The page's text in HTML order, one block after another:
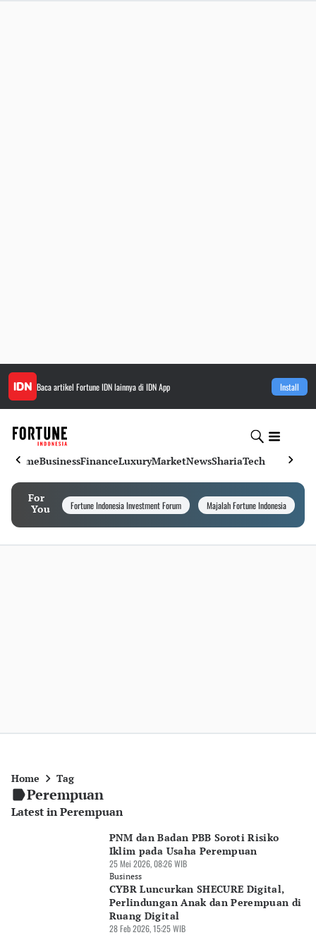
Baca artikel Fortune IDNlainnya di IDN App Install
HomeBusinessFinanceLuxuryMarketNewsShariaTech
For
You
Fortune Indonesia Investment Forum Majalah Fortune Indonesia
Home Tag
Perempuan
Latest in Perempuan
PNM dan Badan PBB Soroti Risiko
Iklim pada Usaha Perempuan
25 Mei 2026, 08:26 WIB
Business
CYBR Luncurkan SHECURE Digital,
Perlindungan Anak dan Perempuan di
Ruang Digital
28 Feb 2026, 15:25 WIB